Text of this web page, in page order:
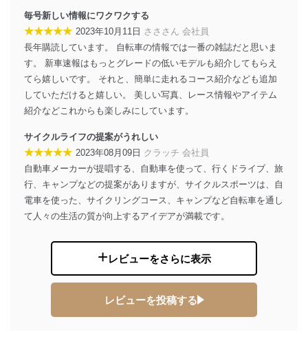
個人情報保護管理者: 経営管理グループディレクター 前
田 嘉也
２．利用目的
当社が取り扱う開示対象個人情報の利用目的は次のとお
りです。
No
個人情報の種類 利用目的
1
当社の定期購読サ
ービス等をご利用
の方の個人情報
購入商品の配送のため
商品代金回収のため
ｅメール等による商品、サービ
ス、キャンペーン等の広告の案内
のため
個人が特定できない形で取得した
閲覧履歴や購買履歴等の情報を分
析して、趣味・嗜好に
当社にお問合わせ
いただいた方の個
人情報
お問い合わせ対応、トラブル対
処、オペレーター教育など応対品
カスタマーQ＆Aサイトの投稿内容
の確認のため
毎号新しい情報にワクワクする
★★★★★ 2023年10月11日 さささん 会社員
長年購読しています。 自転車の情報では一番の雑誌だと思いま
す。 新車速報はもっとグレードの低いモデルも紹介してもらえ
てら嬉しいです。 それと、簡単に走れるコース紹介なども追加
していただけると嬉しい。 美しい写真、レース情報やアイテム
紹介などこれからも楽しみにしています。
サイクルライフの提案がうれしい
★★★★★ 2023年08月09日 クラッチ 会社員
自動車メーカーが提唱する、自動車を使って、行くドライブ、旅
行、キャンプなどの提案がありますが、サイクルスポーツは、自
電車を使った、サイクリングコース、キャンプなど自転車を通し
て人々の生活の質が向上するアイデアが満載です。
レビューをさらに表示
レビューを投稿する